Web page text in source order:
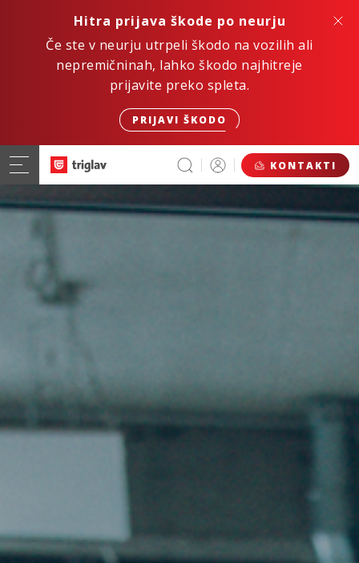
Hitra prijava škode po neurju
Če ste v neurju utrpeli škodo na vozilih ali
nepremičninah, lahko škodo najhitreje
prijavite preko spleta.
PRIJAVI ŠKODO
KONTAKTI